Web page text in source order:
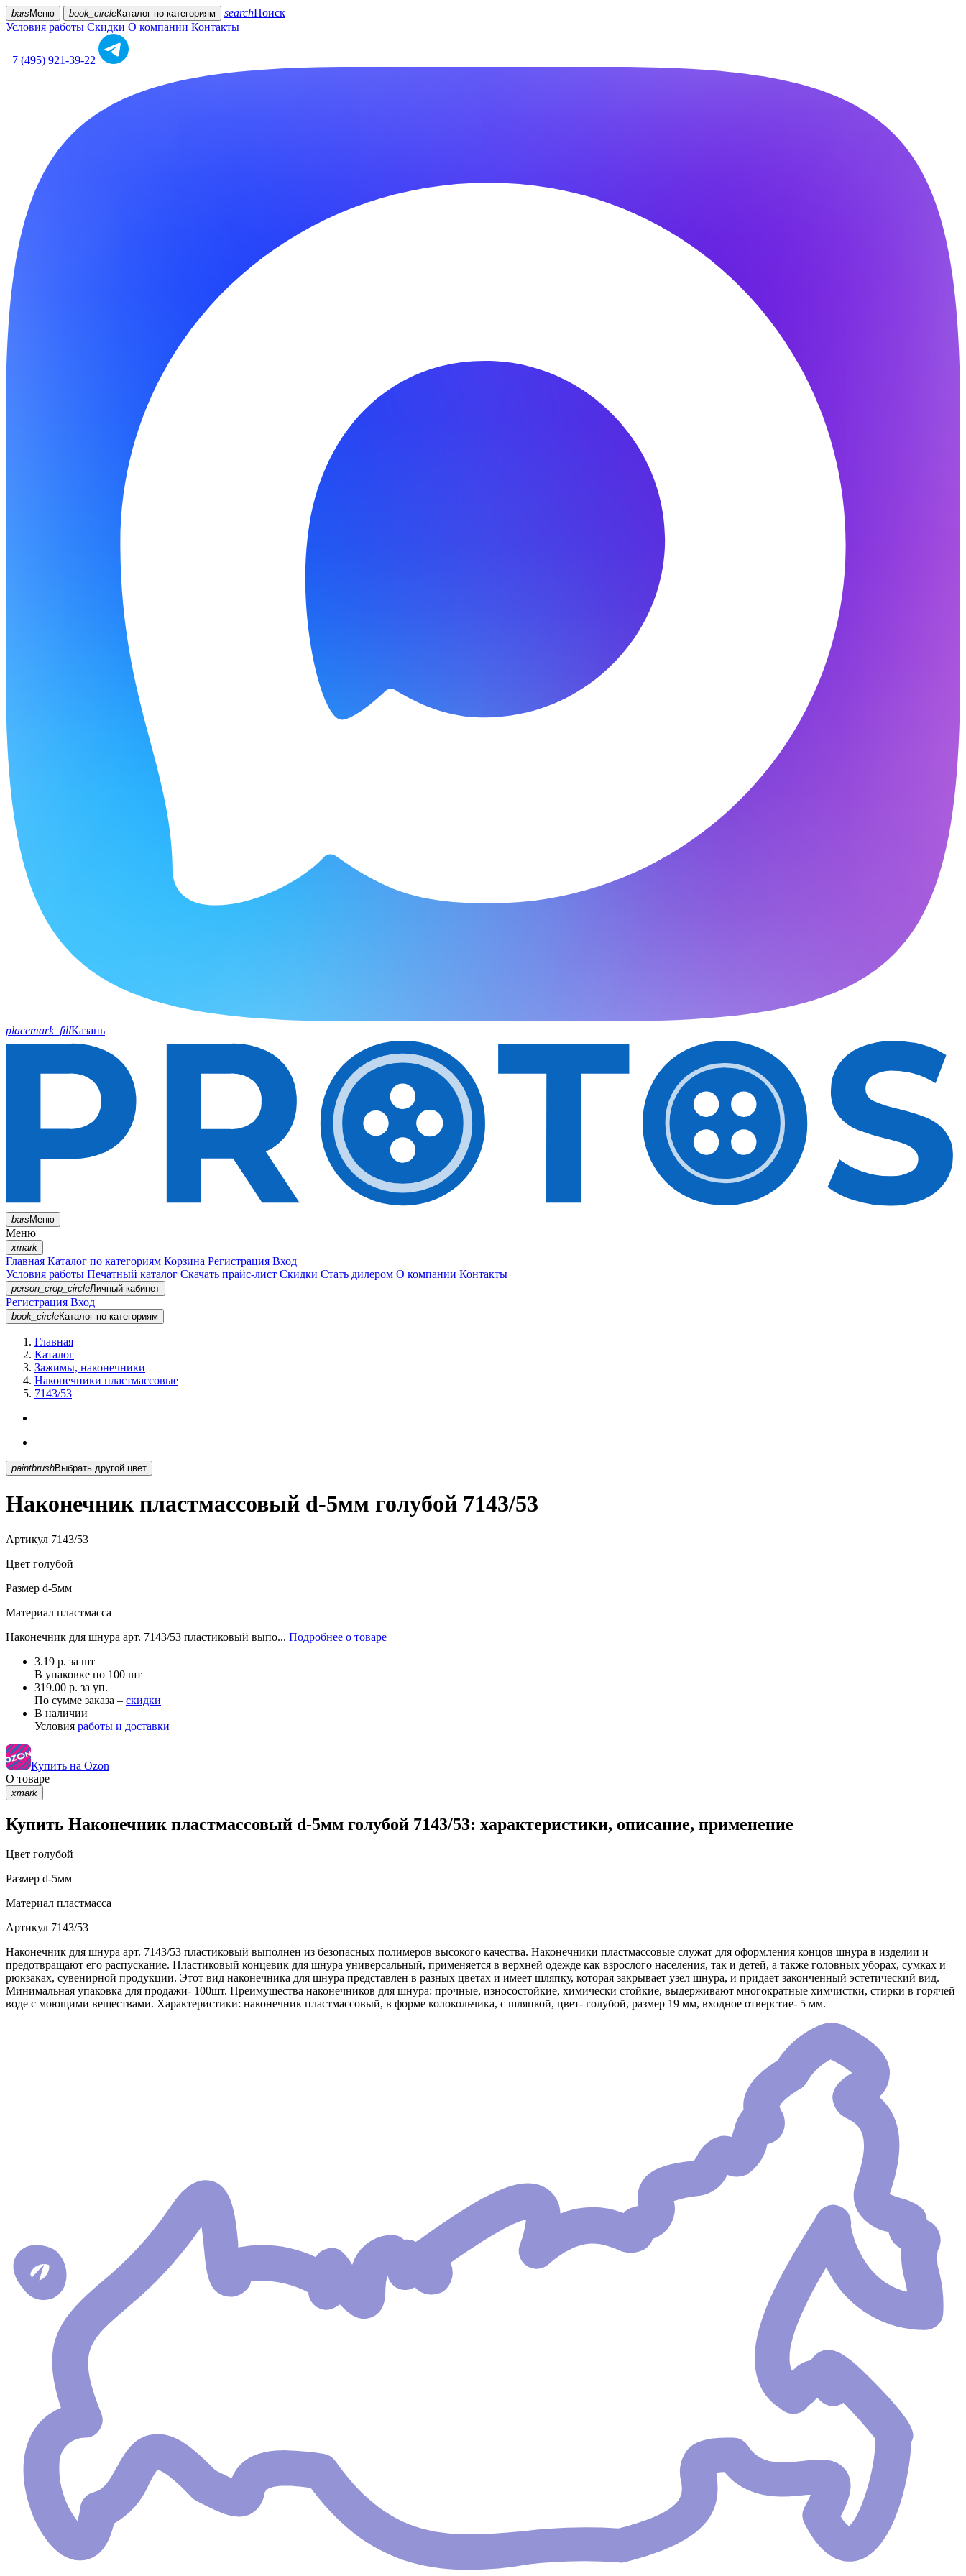
bars Меню book_circleКаталог по категориям searchПоиск
Условия работы Скидки О компании Контакты
+7 (495) 921-39-22
placemark_fillКазань
barsМеню
Меню
xmark
Главная Каталог по категориям Корзина Регистрация Вход
Условия работы Печатный каталог Скачать прайс-лист Скидки Стать дилером О компании Контакты
person_crop_circleЛичный кабинет
Регистрация Вход
book_circleКаталог по категориям
Главная
Каталог
Зажимы, наконечники
Наконечники пластмассовые
7143/53
paintbrush Выбрать другой цвет
Наконечник пластмассовый d-5мм голубой 7143/53
Артикул 7143/53
Цвет голубой
Размер d-5мм
Материал пластмасса
Наконечник для шнура арт. 7143/53 пластиковый выпо... Подробнее о товаре
3.19 р. за шт
В упаковке по 100 шт
319.00 р. за уп.
По сумме заказа – скидки
В наличии
Условия работы и доставки
Купить на Ozon
О товаре
xmark
Купить Наконечник пластмассовый d-5мм голубой 7143/53: характеристики, описание, применение
Цвет голубой
Размер d-5мм
Материал пластмасса
Артикул 7143/53
Наконечник для шнура арт. 7143/53 пластиковый выполнен из безопасных полимеров высокого качества. Наконечники пластмассовые служат для оформления концов шнура в изделии и
предотвращают его распускание. Пластиковый концевик для шнура универсальный, применяется в верхней одежде как взрослого населения, так и детей, а также головных уборах, сумках и
рюкзаках, сувенирной продукции. Этот вид наконечника для шнура представлен в разных цветах и имеет шляпку, которая закрывает узел шнура, и придает законченный эстетический вид.
Минимальная упаковка для продажи- 100шт. Преимущества наконечников для шнура: прочные, износостойкие, химически стойкие, выдерживают многократные химчистки, стирки в горячей
воде с моющими веществами. Характеристики: наконечник пластмассовый, в форме колокольчика, с шляпкой, цвет- голубой, размер 19 мм, входное отверстие- 5 мм.